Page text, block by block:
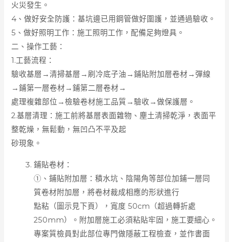
火災發生。
4、做好安全防護：基坑邊已用鋼管做好圍護，並通過驗收。
5、做好照明工作：施工照明工作，配備足夠燈具。
二、操作工藝：
1.工藝流程：
驗收基層→清掃基層→刷冷底子油→鋪貼附加層卷材→彈線
→鋪第一層卷材→鋪第二層卷材→
處理複雜部位→檢驗卷材施工品質→驗收→做保護層。
2.基層清理：施工前將基層表面雜物、塵土清掃乾淨，表面平
整乾燥，無鬆動，無凹凸不平及起
砂現象。
鋪貼卷材：
①、鋪貼附加層：積水坑、陰陽角等部位加鋪一層同
質卷材附加層，將卷材裁成相應的形狀進行
點粘（圖示見下頁），寬度 50cm（超過轉折處
250mm）。附加層施工必須粘貼牢固，施工要細心。
專案質檢員對此部位專門做隱蔽工程檢查，並作書面